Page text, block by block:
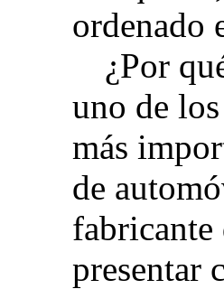
ordenado
¿Por
uno de
más
de
fabricante
presentar